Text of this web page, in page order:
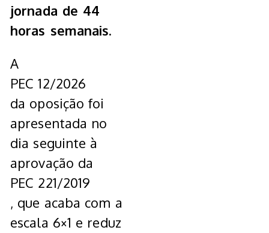
jornada de 44
horas semanais.
A
PEC 12/2026
da oposição foi
apresentada no
dia seguinte à
aprovação da
PEC 221/2019
, que acaba com a
escala 6×1 e reduz